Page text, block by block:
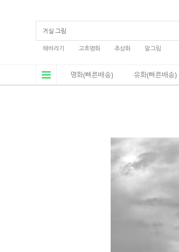
해바라기 고흐명화 추상화 말그림
명화(빠른배송) 유화(빠른배송)